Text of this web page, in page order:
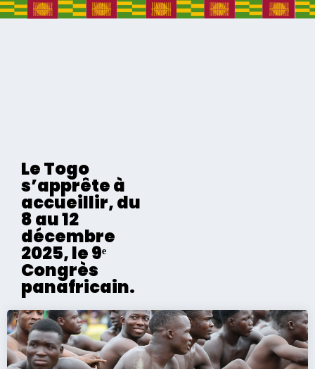
Le Togo
s’apprête à
accueillir, du
8 au 12
décembre
2025, le 9ᵉ
Congrès
panafricain.